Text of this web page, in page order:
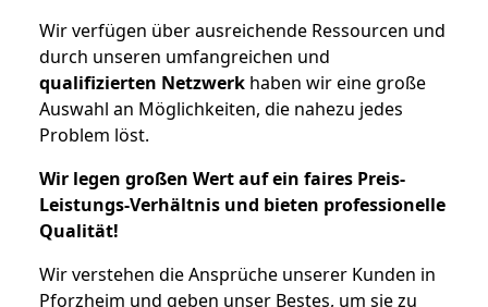
Wir verfügen über ausreichende Ressourcen und
durch unseren umfangreichen und
qualifizierten Netzwerk haben wir eine große
Auswahl an Möglichkeiten, die nahezu jedes
Problem löst.
Wir legen großen Wert auf ein faires Preis-
Leistungs-Verhältnis und bieten professionelle
Qualität!
Wir verstehen die Ansprüche unserer Kunden in
Pforzheim und geben unser Bestes, um sie zu